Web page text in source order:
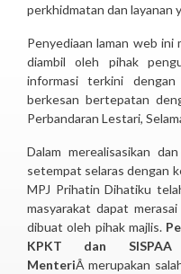
perkhidmatan dan layanan
Penyediaan laman web
diambil oleh pihak
informasi terkini
berkesan bertepatan
Perbandaran Lestari,
Dalam merealisasikan
setempat selaras dengan
MPJ Prihatin Dihatiku
masyarakat dapat
dibuat oleh pihak majlis.
KPKT dan
MenteriÂ merupakan